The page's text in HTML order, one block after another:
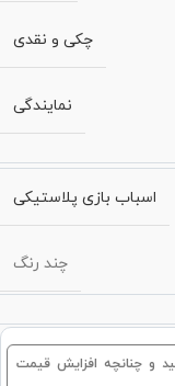
چکی و نقدی
نمایندگی
اسباب بازی پلاستیکی
چند رنگ
و چنانچه افزایش قیمت